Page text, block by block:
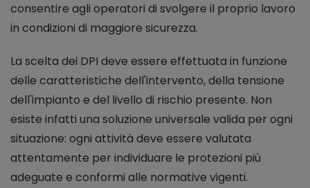
consentire agli operatori di svolgere il proprio lavoro
in condizioni di maggiore sicurezza.
La scelta dei DPI deve essere effettuata in funzione
delle caratteristiche dell'intervento, della tensione
dell'impianto e del livello di rischio presente. Non
esiste infatti una soluzione universale valida per ogni
situazione: ogni attività deve essere valutata
attentamente per individuare le protezioni più
adeguate e conformi alle normative vigenti.